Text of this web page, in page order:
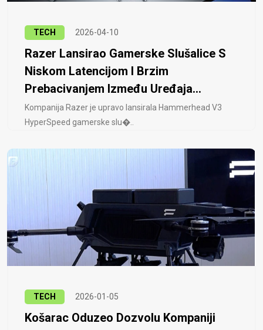
TECH 2026-04-10
Razer Lansirao Gamerske Slušalice S
Niskom Latencijom I Brzim
Prebacivanjem Između Uređaja...
Kompanija Razer je upravo lansirala Hammerhead V3
HyperSpeed ​​gamerske slu�..
TECH 2026-01-05
Košarac Oduzeo Dozvolu Kompaniji